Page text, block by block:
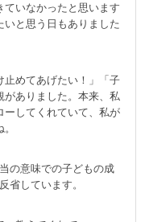
いなかったと思います
いと思う日もありました
止めてあげたい！」「子
がありました。本来、私
ーしてくれていて、私が
の意味での子どもの成
省しています。